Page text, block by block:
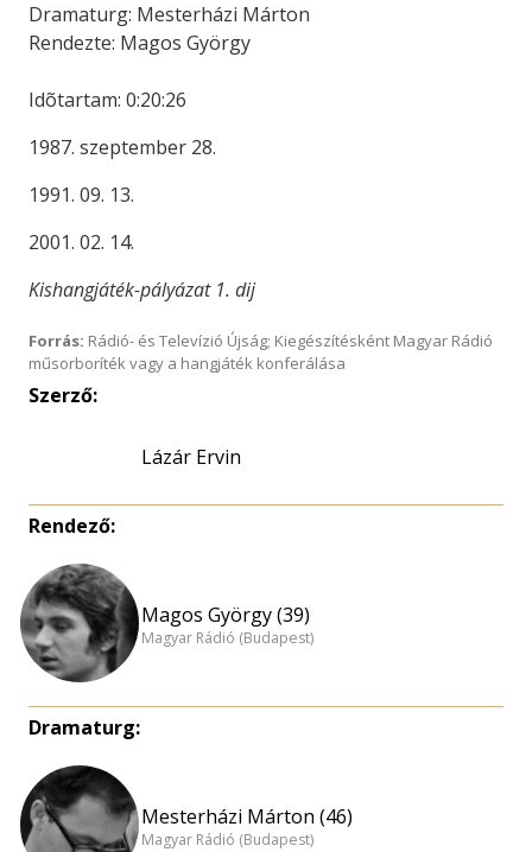
Dramaturg: Mesterházi Márton
Rendezte: Magos György
Idõtartam: 0:20:26
1987. szeptember 28.
1991. 09. 13.
2001. 02. 14.
Kishangjáték-pályázat 1. dij
Forrás: Rádió- és Televízió Újság; Kiegészítésként Magyar Rádió
műsorboríték vagy a hangjáték konferálása
Szerző:
Lázár Ervin
Rendező:
Magos György (39)
Magyar Rádió (Budapest)
Dramaturg:
Mesterházi Márton (46)
Magyar Rádió (Budapest)